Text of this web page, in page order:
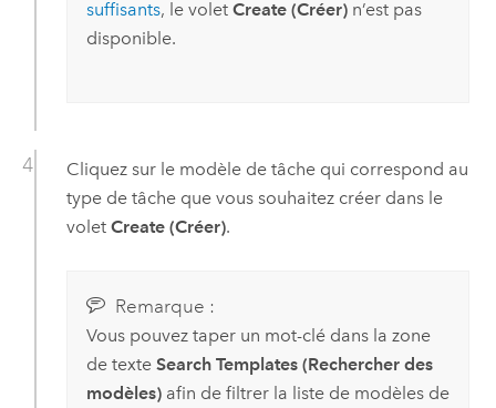
suffisants, le volet Create (Créer)n’est pas
disponible.
Cliquez sur le modèle de tâche qui correspond au
type de tâche que vous souhaitez créer dans le
volet Create (Créer).
Remarque :
Vous pouvez taper un mot-clé dans la zone
de texte Search Templates (Rechercher des
modèles)afin de filtrer la liste de modèles de